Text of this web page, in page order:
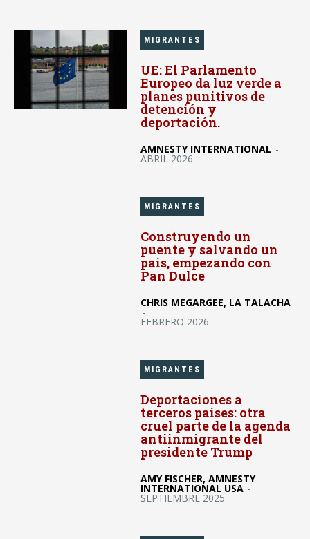
MIGRANTES
UE: El Parlamento
Europeo da luz verde a
planes punitivos de
detención y
deportación.
AMNESTY INTERNATIONAL -
ABRIL 2026
MIGRANTES
Construyendo un
puente y salvando un
país, empezando con
Pan Dulce
CHRIS MEGARGEE, LA TALACHA
-
FEBRERO 2026
MIGRANTES
Deportaciones a
terceros países: otra
cruel parte de la agenda
antiinmigrante del
presidente Trump
AMY FISCHER, AMNESTY
INTERNATIONAL USA -
SEPTIEMBRE 2025